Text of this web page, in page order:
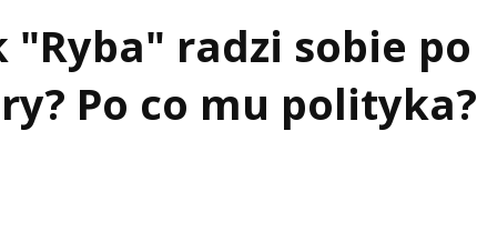
"Ryba" radzi sobie po
Po co mu polityka?